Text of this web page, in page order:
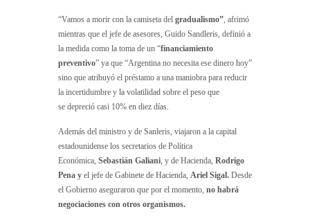
“Vamos a morir con la camiseta del gradualismo” , afrimó
mientras que el jefe de asesores, Guido Sandleris, definió a
la medida como la toma de un “financiamiento
preventivo” ya que “Argentina no necesita ese dinero hoy”
sino que atribuyó el préstamo a una maniobra para reducir
la incertidumbre y la volatilidad sobre el peso que
se depreció casi 10% en diez días.
Además del ministro y de Sanleris, viajaron a la capital
estadounidense los secretarios de Política
Económica, Sebastián Galiani , y de Hacienda, Rodrigo
Pena y el jefe de Gabinete de Hacienda, Ariel Sigal. Desde
el Gobierno aseguraron que por el momento, no habrá
negociaciones con otros organismos.